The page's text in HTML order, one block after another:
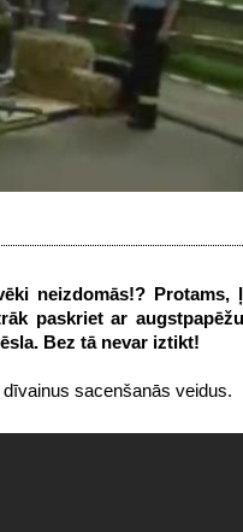
neizdomās!? Protams,
paskriet ar
Bez tā nevar iztikt!
sacenšanās veidus.